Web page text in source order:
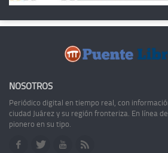
NOSOTROS
Periódico digital en tiempo real, con
ciudad Juárez y su región fronteriza. En línea
pionero en su tipo.